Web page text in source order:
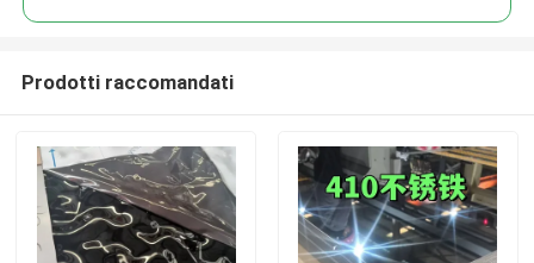
Prodotti raccomandati